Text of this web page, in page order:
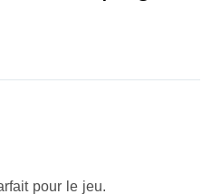
pour le jeu.